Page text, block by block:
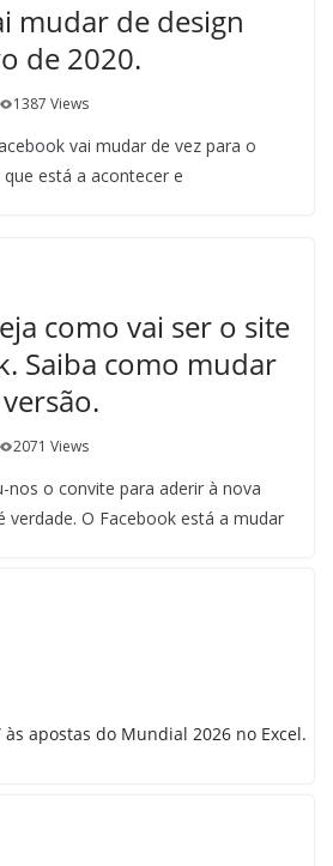
mudar de design
de 2020.
1387 Views
vai mudar de vez para o
está a acontecer e
como vai ser o site
Saiba como mudar
2071 Views
nos o convite para aderir à nova
verdade. O Facebook está a mudar
às apostas do Mundial 2026 no Excel.